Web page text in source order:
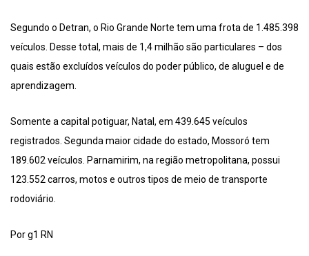
Segundo o Detran, o Rio Grande Norte tem uma frota de 1.485.398
veículos. Desse total, mais de 1,4 milhão são particulares – dos
quais estão excluídos veículos do poder público, de aluguel e de
aprendizagem.
Somente a capital potiguar, Natal, em 439.645 veículos
registrados. Segunda maior cidade do estado, Mossoró tem
189.602 veículos. Parnamirim, na região metropolitana, possui
123.552 carros, motos e outros tipos de meio de transporte
rodoviário.
Por g1 RN